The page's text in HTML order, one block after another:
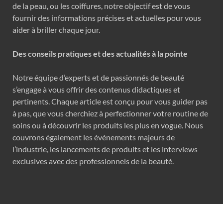
de la peau, ou les coiffures, notre objectif est de vous
fournir des informations précises et actuelles pour vous
aider à briller chaque jour.
Des conseils pratiques et des actualités à la pointe
Notre équipe d’experts et de passionnés de beauté
s’engage à vous offrir des contenus didactiques et
pertinents. Chaque article est conçu pour vous guider pas
à pas, que vous cherchiez à perfectionner votre routine de
soins ou à découvrir les produits les plus en vogue. Nous
couvrons également les événements majeurs de
l’industrie, les lancements de produits et les interviews
exclusives avec des professionnels de la beauté.